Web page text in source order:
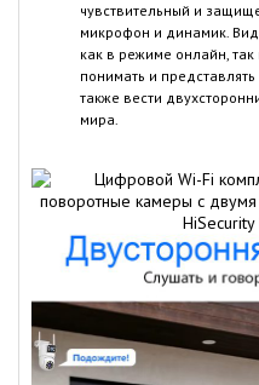
чувствительный и
микрофон и динамик.
как в режиме онлайн,
понимать и
также вести
мира.